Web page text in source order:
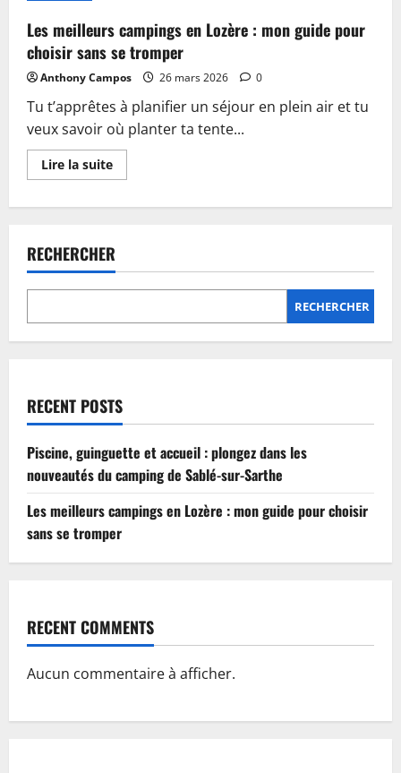
accueil
:
plongez
dans
les
nouveautés
du
camping
de
Sablé-
sur-
Sarthe
Les meilleurs campings en Lozère : mon guide pour
choisir sans se tromper
Anthony Campos 26 mars 2026 0
Tu t’apprêtes à planifier un séjour en plein air et tu
veux savoir où planter ta tente...
Lire la suiteEn
savoir
en
Lozère
:
mon
choisir
sans
RECHERCHER
RECHERCHER
RECENT POSTS
Piscine, guinguette et accueil : plongez dans les
nouveautés du camping de Sablé-sur-Sarthe
Les meilleurs campings en Lozère : mon guide pour choisir
sans se tromper
RECENT COMMENTS
Aucun commentaire à afficher.